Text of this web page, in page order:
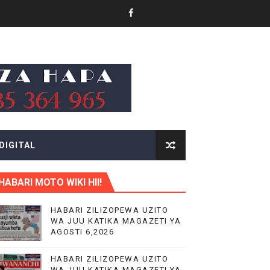
TAIFA
EACOP
MOTO WIKI HII!
HABARI ZILIZOPEWA UZITO
WA JUU KATIKA MAGAZETI YA
AGOSTI 6,2026
HABARI ZILIZOPEWA UZITO